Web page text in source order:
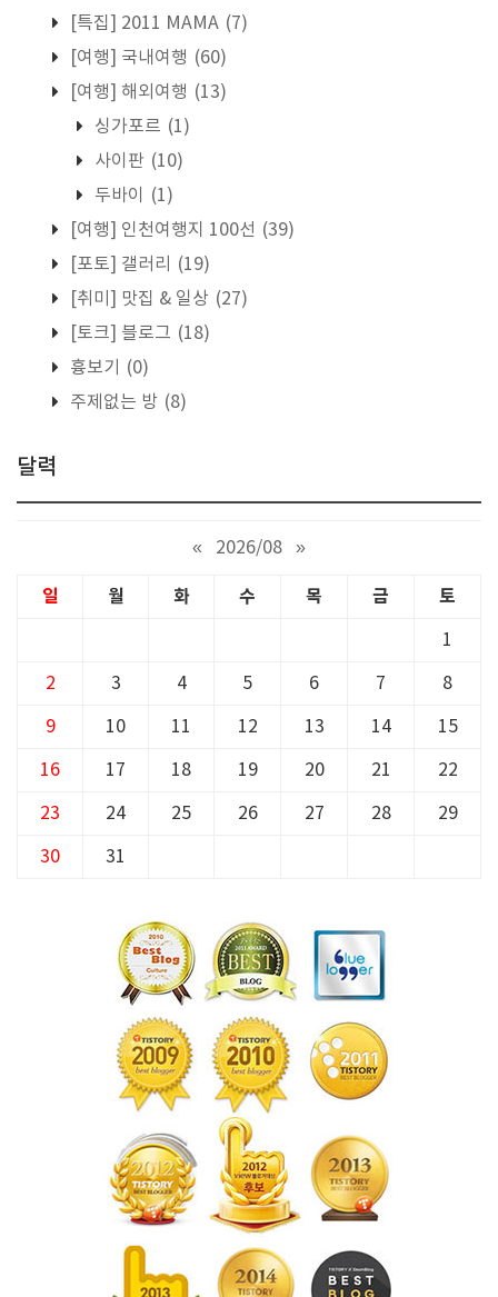
[특집] 2011 MAMA (7)
[여행] 국내여행 (60)
[여행] 해외여행 (13)
싱가포르 (1)
사이판 (10)
두바이
(1)
[여행] 인천여행지 100선 (39)
[포토] 갤러리
(19)
[취미] 맛집 & 일상 (27)
[토크] 블로그 (18)
흉보기
(0)
주제없는 방 (8)
달력
« 2026/08 »
일 월 화 수 목 금 토
1
2 3 4 5 6 7 8
9 10 11 12 13 14 15
16 17 18 19 20 21 22
23 24 25 26 27 28 29
30 31